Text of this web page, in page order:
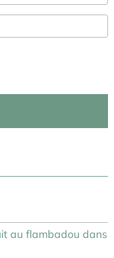
au flambadou dans